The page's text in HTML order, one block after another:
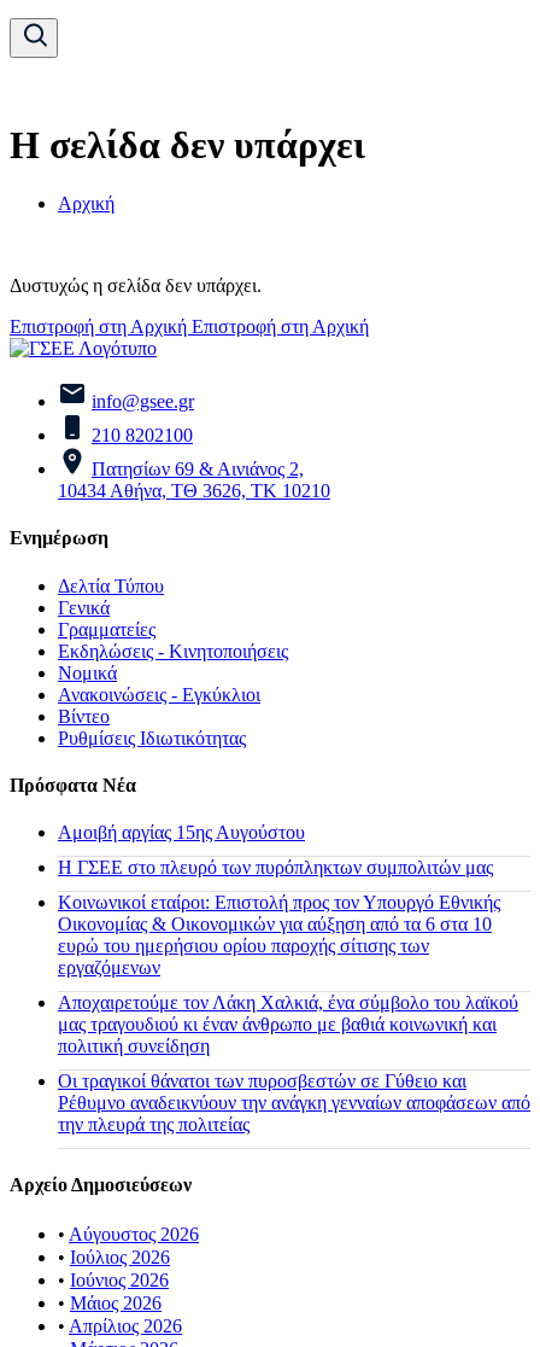
Η σελίδα δεν υπάρχει
Αρχική
Δυστυχώς η σελίδα δεν υπάρχει.
Επιστροφή στη Αρχική Επιστροφή στη Αρχική
info@gsee.gr
210 8202100
Πατησίων 69 & Αινιάνος 2,
10434 Αθήνα, ΤΘ 3626, ΤΚ 10210
Ενημέρωση
Δελτία Τύπου
Γενικά
Γραμματείες
Εκδηλώσεις - Κινητοποιήσεις
Νομικά
Ανακοινώσεις - Εγκύκλιοι
Βίντεο
Ρυθμίσεις Ιδιωτικότητας
Πρόσφατα Νέα
Αμοιβή αργίας 15ης Αυγούστου
H ΓΣΕΕ στο πλευρό των πυρόπληκτων συμπολιτών μας
Κοινωνικοί εταίροι: Επιστολή προς τον Υπουργό Εθνικής
Οικονομίας & Οικονομικών για αύξηση από τα 6 στα 10
ευρώ του ημερήσιου ορίου παροχής σίτισης των
εργαζόμενων
Αποχαιρετούμε τον Λάκη Χαλκιά, ένα σύμβολο του λαϊκού
μας τραγουδιού κι έναν άνθρωπο με βαθιά κοινωνική και
πολιτική συνείδηση
Οι τραγικοί θάνατοι των πυροσβεστών σε Γύθειο και
Ρέθυμνο αναδεικνύουν την ανάγκη γενναίων αποφάσεων από
την πλευρά της πολιτείας
Αρχείο Δημοσιεύσεων
• Αύγουστος 2026
• Ιούλιος 2026
• Ιούνιος 2026
• Μάιος 2026
• Απρίλιος 2026